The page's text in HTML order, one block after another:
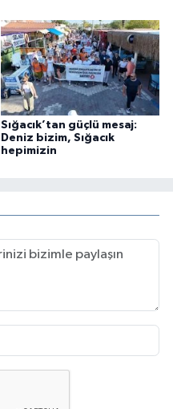
Sığacık’tan güçlü mesaj:
Deniz bizim, Sığacık
hepimizin